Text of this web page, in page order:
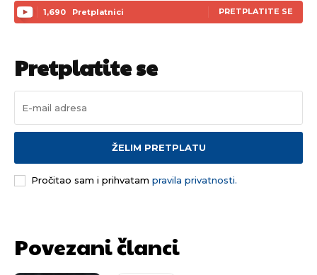
1,690 Pretplatnici PRETPLATITE SE
Pretplatite se
ŽELIM PRETPLATU
Pročitao sam i prihvatam pravila privatnosti.
Povezani članci